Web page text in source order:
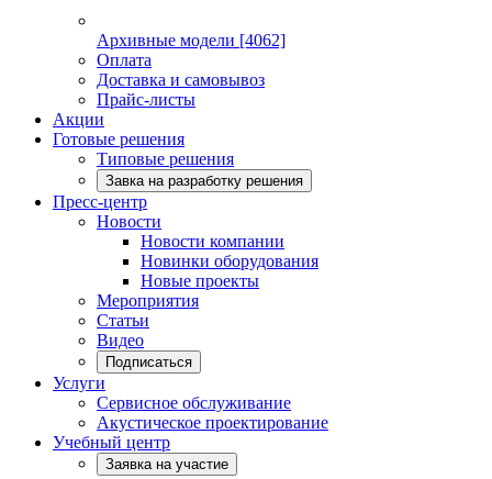
Архивные модели [4062]
Оплата
Доставка и самовывоз
Прайс-листы
Акции
Готовые решения
Типовые решения
Завка на разработку решения
Пресс-центр
Новости
Новости компании
Новинки оборудования
Новые проекты
Мероприятия
Статьи
Видео
Подписаться
Услуги
Сервисное обслуживание
Акустическое проектирование
Учебный центр
Заявка на участие